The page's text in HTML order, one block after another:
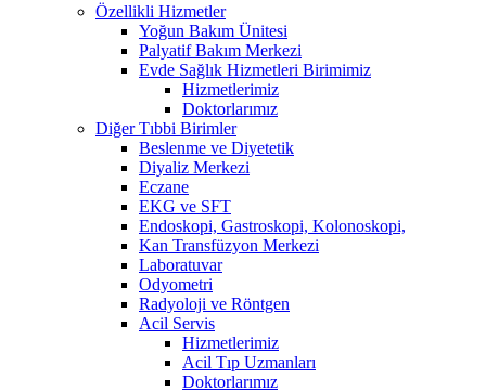
Özellikli Hizmetler
Yoğun Bakım Ünitesi
Palyatif Bakım Merkezi
Evde Sağlık Hizmetleri Birimimiz
Hizmetlerimiz
Doktorlarımız
Diğer Tıbbi Birimler
Beslenme ve Diyetetik
Diyaliz Merkezi
Eczane
EKG ve SFT
Endoskopi, Gastroskopi, Kolonoskopi,
Kan Transfüzyon Merkezi
Laboratuvar
Odyometri
Radyoloji ve Röntgen
Acil Servis
Hizmetlerimiz
Acil Tıp Uzmanları
Doktorlarımız